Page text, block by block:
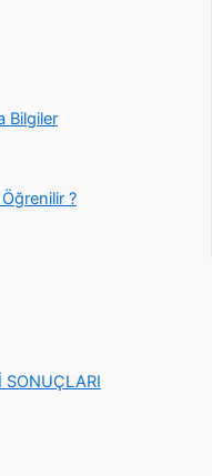
Bilgiler
?
SONUÇLARI